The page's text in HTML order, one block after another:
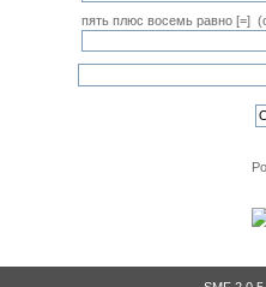
пять плюс восемь равно [=]